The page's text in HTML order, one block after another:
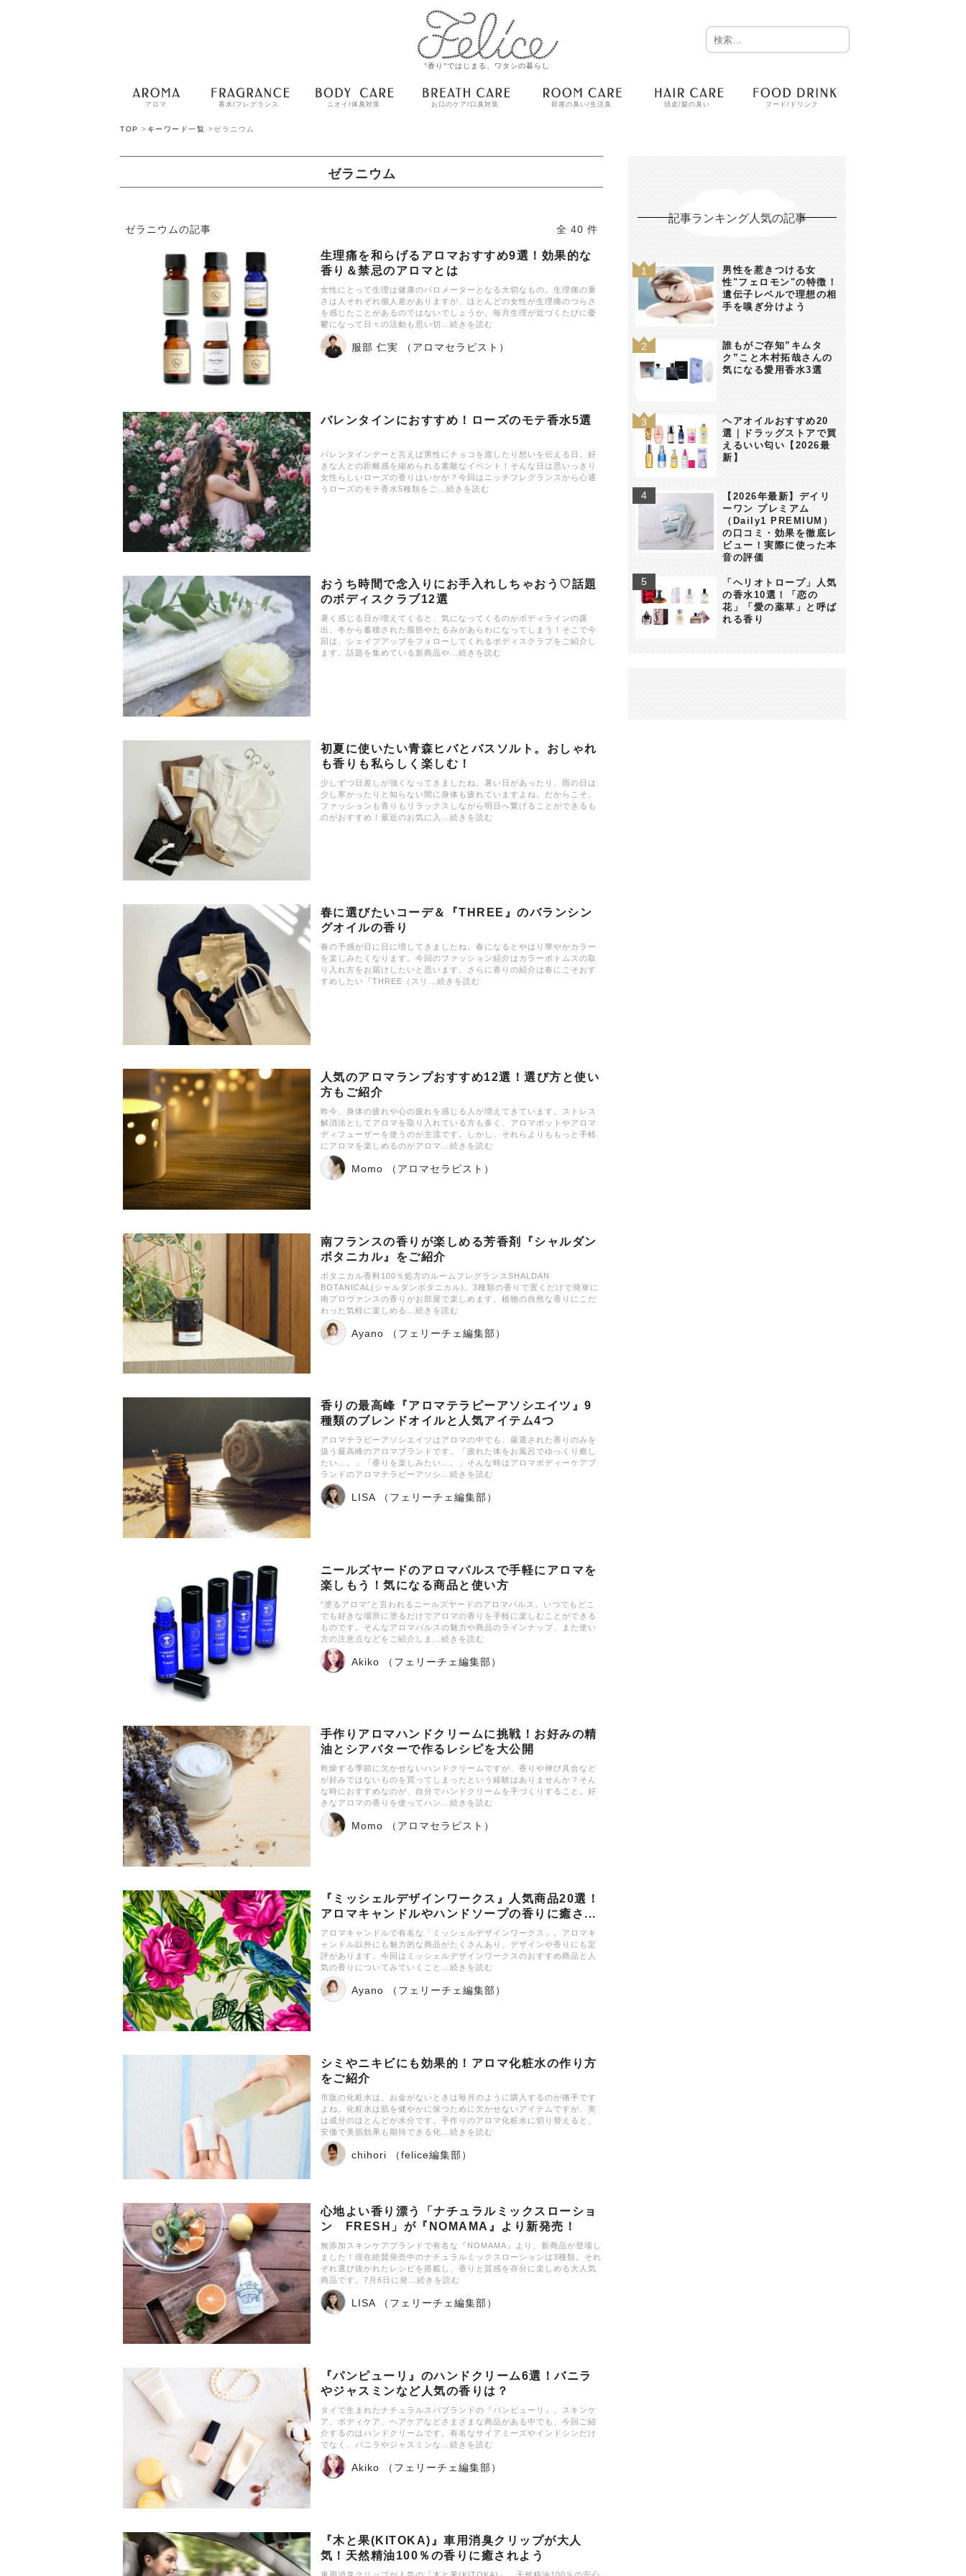
"香り"ではじまる、ワタシの暮らし
アロマ 香水/フレグランス ニオイ/体臭対策 お口のケア/口臭対策 部屋の臭い/生活臭 頭皮/髪の臭い フード/ドリンク
TOP > キーワード一覧 >ゼラニウム
ゼラニウム
ゼラニウムの記事 全 40 件
生理痛を和らげるアロマおすすめ9選！効果的な
香り＆禁忌のアロマとは
女性にとって生理は健康のバロメーターとなる大切なもの。生理痛の重
さは人それぞれ個人差がありますが、ほとんどの女性が生理痛のつらさ
を感じたことがあるのではないでしょうか。毎月生理が近づくたびに憂
鬱になって日々の活動も思い切…続きを読む
服部 仁実 （アロマセラピスト）
バレンタインにおすすめ！ローズのモテ香水5選
バレンタインデーと言えば男性にチョコを渡したり想いを伝える日。好
きな人との距離感を縮められる素敵なイベント！そんな日は思いっきり
女性らしいローズの香りはいかが？今回はニッチフレグランスから心通
うローズのモテ香水5種類をご…続きを読む
おうち時間で念入りにお手入れしちゃおう♡話題
のボディスクラブ12選
暑く感じる日が増えてくると、気になってくるのがボディラインの露
出。冬から蓄積された脂肪やたるみがあらわになってしまう！そこで今
回は、シェイプアップをフォローしてくれるボディスクラブをご紹介し
ます。話題を集めている新商品や…続きを読む
初夏に使いたい青森ヒバとバスソルト。おしゃれ
も香りも私らしく楽しむ！
少しずつ日差しが強くなってきましたね。暑い日があったり、雨の日は
少し寒かったりと知らない間に身体も疲れていますよね。だからこそ、
ファッションも香りもリラックスしながら明日へ繋げることができるも
のがおすすめ！最近のお気に入…続きを読む
春に選びたいコーデ＆『THREE』のバランシン
グオイルの香り
春の予感が日に日に増してきましたね。春になるとやはり華やかカラー
を楽しみたくなります。今回のファッション紹介はカラーボトムスの取
り入れ方をお届けしたいと思います。さらに香りの紹介は春にこそおす
すめしたい『THREE（スリ…続きを読む
人気のアロマランプおすすめ12選！選び方と使い
方もご紹介
昨今、身体の疲れや心の疲れを感じる人が増えてきています。ストレス
解消法としてアロマを取り入れている方も多く、アロマポットやアロマ
ディフューザーを使うのが主流です。しかし、それらよりももっと手軽
にアロマを楽しめるのがアロマ…続きを読む
Momo （アロマセラピスト）
南フランスの香りが楽しめる芳香剤『シャルダン
ボタニカル』をご紹介
ボタニカル香料100％処方のルームフレグランスSHALDAN
BOTANICAL(シャルダンボタニカル)。3種類の香りで置くだけで簡単に
南プロヴァンスの香りがお部屋で楽しめます。植物の自然な香りにこだ
わった気軽に楽しめる…続きを読む
Ayano （フェリーチェ編集部）
香りの最高峰『アロマテラピーアソシエイツ』9
種類のブレンドオイルと人気アイテム4つ
アロマテラピーアソシエイツはアロマの中でも、厳選された香りのみを
扱う最高峰のアロマブランドです。「疲れた体をお風呂でゆっくり癒し
たい…。」「香りを楽しみたい…。」そんな時はアロマボディーケアブ
ランドのアロマテラピーアソシ…続きを読む
LISA （フェリーチェ編集部）
ニールズヤードのアロマパルスで手軽にアロマを
楽しもう！気になる商品と使い方
“塗るアロマ”と言われるニールズヤードのアロマパルス。いつでもどこ
でも好きな場所に塗るだけでアロマの香りを手軽に楽しむことができる
ものです。そんなアロマパルスの魅力や商品のラインナップ、また使い
方の注意点などをご紹介しま…続きを読む
Akiko （フェリーチェ編集部）
手作りアロマハンドクリームに挑戦！お好みの精
油とシアバターで作るレシピを大公開
乾燥する季節に欠かせないハンドクリームですが、香りや伸び具合など
が好みではないものを買ってしまったという経験はありませんか？そん
な時におすすめなのが、自分でハンドクリームを手づくりすること。好
きなアロマの香りを使ってハン…続きを読む
Momo （アロマセラピスト）
『ミッシェルデザインワークス』人気商品20選！
アロマキャンドルやハンドソープの香りに癒さ...
アロマキャンドルで有名な「ミッシェルデザインワークス」。アロマキ
ャンドル以外にも魅力的な商品がたくさんあり、デザインや香りにも定
評があります。今回はミッシェルデザインワークスのおすすめ商品と人
気の香りについてみていくこと…続きを読む
Ayano （フェリーチェ編集部）
シミやニキビにも効果的！アロマ化粧水の作り方
をご紹介
市販の化粧水は、お金がないときは毎月のように購入するのが痛手です
よね。化粧水は肌を健やかに保つために欠かせないアイテムですが、実
は成分のほとんどが水分です。手作りのアロマ化粧水に切り替えると、
安価で美肌効果も期待できる化…続きを読む
chihori （felice編集部）
心地よい香り漂う「ナチュラルミックスローショ
ン FRESH」が『NOMAMA』より新発売！
無添加スキンケアブランドで有名な『NOMAMA』より、新商品が登場し
ました！現在絶賛発売中のナチュラルミックスローションは3種類。それ
ぞれ選び抜かれたレシピを搭載し、香りと質感を存分に楽しめる大人気
商品です。7月6日に発…続きを読む
LISA （フェリーチェ編集部）
『パンピューリ』のハンドクリーム6選！バニラ
やジャスミンなど人気の香りは？
タイで生まれたナチュラルスパブランドの『パンピューリ』。スキンケ
ア、ボディケア、ヘアケアなどさまざまな商品がある中でも、今回ご紹
介するのはハンドクリームです。有名なサイアミーズやインドシンだけ
でなく、バニラやジャスミンな…続きを読む
Akiko （フェリーチェ編集部）
『木と果(KITOKA)』車用消臭クリップが大人
気！天然精油100％の香りに癒されよう
車用消臭クリップが人気の『木と果(KITOKA)』。天然精油100％の安心
記事ランキング人気の記事
男性を惹きつける女
性"フェロモン"の特徴！
遺伝子レベルで理想の相
手を嗅ぎ分けよう
誰もがご存知”キムタ
ク”こと木村拓哉さんの
気になる愛用香水3選
ヘアオイルおすすめ20
選｜ドラッグストアで買
えるいい匂い【2026最
新】
【2026年最新】デイリ
ーワン プレミアム
（Daily1 PREMIUM）
の口コミ・効果を徹底レ
ビュー！実際に使った本
音の評価
「ヘリオトロープ」人気
の香水10選！「恋の
花」「愛の薬草」と呼ば
れる香り